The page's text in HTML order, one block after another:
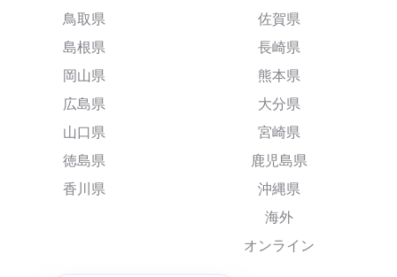
鳥取県
島根県
岡山県
広島県
山口県
徳島県
香川県
佐賀県
長崎県
熊本県
大分県
宮崎県
鹿児島県
沖縄県
海外
オンライン